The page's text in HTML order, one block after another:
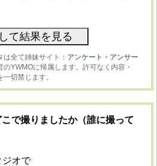
全て姉妹サイト： アンケート・アンサー
のYWMOに帰属します。許可なく内容・
切禁じます。
で撮りましたか（誰に撮って
ジオで